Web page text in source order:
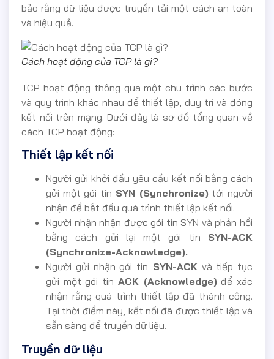
bảo rằng dữ liệu được truyền tải một cách an toàn
và hiệu quả.
Cách hoạt động của TCP là gì?
TCP hoạt động thông qua một chu trình các bước
và quy trình khác nhau để thiết lập, duy trì và đóng
kết nối trên mạng. Dưới đây là sơ đồ tổng quan về
cách TCP hoạt động:
Thiết lập kết nối
Người gửi khởi đầu yêu cầu kết nối bằng cách
gửi một gói tin SYN (Synchronize) tới người
nhận để bắt đầu quá trình thiết lập kết nối.
Người nhận nhận được gói tin SYN và phản hồi
bằng cách gửi lại một gói tin SYN-ACK
(Synchronize-Acknowledge).
Người gửi nhận gói tin SYN-ACKvà tiếp tục
gửi một gói tin ACK (Acknowledge) để xác
nhận rằng quá trình thiết lập đã thành công.
Tại thời điểm này, kết nối đã được thiết lập và
sẵn sàng để truyền dữ liệu.
Truyền dữ liệu